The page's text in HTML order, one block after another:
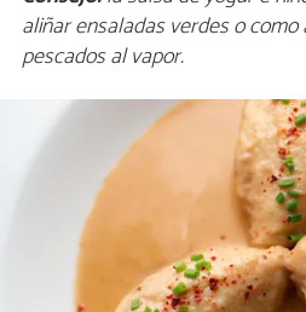
aliñar ensaladas verdes o
pescados al vapor.